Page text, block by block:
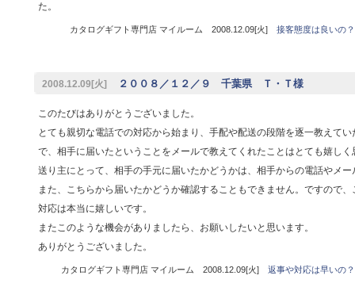
た。
カタログギフト専門店 マイルーム 2008.12.09[火] 接客態度は良いの？
2008.12.09[火] ２００８／１２／９ 千葉県 Ｔ・Ｔ様
このたびはありがとうございました。
とても親切な電話での対応から始まり、手配や配送の段階を逐一教えて
で、相手に届いたということをメールで教えてくれたことはとても嬉しく
送り主にとって、相手の手元に届いたかどうかは、相手からの電話やメ
また、こちらから届いたかどうか確認することもできません。ですので
対応は本当に嬉しいです。
またこのような機会がありましたら、お願いしたいと思います。
ありがとうございました。
カタログギフト専門店 マイルーム 2008.12.09[火] 返事や対応は早いの？